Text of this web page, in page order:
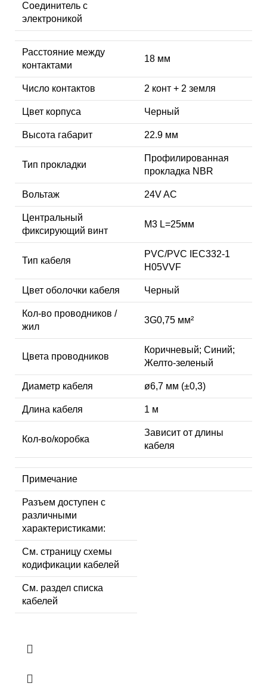
Соединитель с
электроникой
Расстояние между
контактами
18 мм
Число контактов 2 конт + 2 земля
Цвет корпуса Черный
Высота габарит 22.9 мм
Тип прокладки
Профилированная
прокладка NBR
Вольтаж 24V AC
Центральный
фиксирующий винт
M3 L=25мм
Тип кабеля
PVC/PVC IEC332-1
H05VVF
Цвет оболочки кабеля Черный
Кол-во проводников /
жил
3G0,75 мм²
Цвета проводников
Коричневый; Синий;
Желто-зеленый
Диаметр кабеля ø6,7 мм (±0,3)
Длина кабеля 1 м
Кол-во/коробка
Зависит от длины
кабеля
Примечание
Разъем доступен с
различными
характеристиками:
См. страницу схемы
кодификации кабелей
См. раздел списка
кабелей